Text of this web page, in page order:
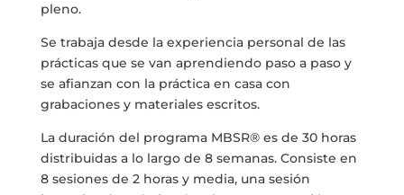
pleno.
Se trabaja desde la experiencia personal de las
prácticas que se van aprendiendo paso a paso y
se afianzan con la práctica en casa con
grabaciones y materiales escritos.
La duración del programa MBSR® es de 30 horas
distribuidas a lo largo de 8 semanas. Consiste en
8 sesiones de 2 horas y media, una sesión